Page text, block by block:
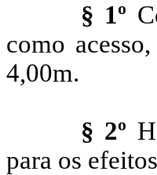
§ 1º
como
4,00m.
§ 2º
para os